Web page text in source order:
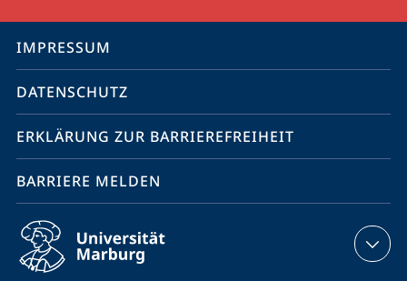
Service-
Navigation
IMPRESSUM
DATENSCHUTZ
ERKLÄRUNG ZUR BARRIEREFREIHEIT
BARRIERE MELDEN